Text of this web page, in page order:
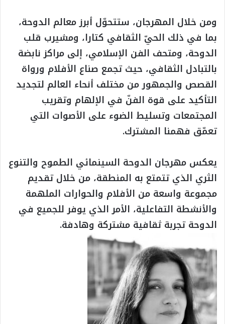
ومن خلال المهرجان، ستتحوّل أبرز معالم الدوحة،
بما في ذلك الحيّ الثقافي كتارا، ومشيرب قلب
الدوحة، ومتحف الفن الإسلامي، إلى مراكز نابضة
بالتبادل الثقافي، حيث تجمع صناع الأفلام ورواة
القصص والجمهور من مختلف أنحاء العالم لتجديد
التأكيد على قوة الفنّ في الإلهام وتقريب
المجتمعات وتسليط الضوء على الأصوات التي
تعمّق فهمنا المشترك.
يعكس مهرجان الدوحة السينمائي الطموح والتنوع
الثري الذي تتمتع به المنطقة، من خلال تقديم
مجموعة واسعة من الأفلام والحوارات الملهمة
والأنشطة التفاعلية، الأمر الذي يوفر للجميع في
الدوحة تجربة ثقافية مشتركة وهادفة.